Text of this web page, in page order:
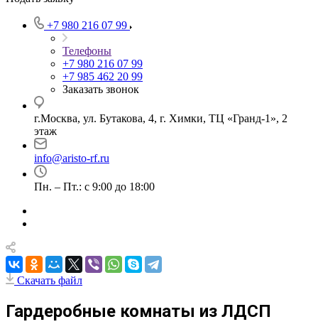
+7 980 216 07 99
Телефоны
+7 980 216 07 99
+7 985 462 20 99
Заказать звонок
г.Москва, ул. Бутакова, 4, г. Химки, ТЦ «Гранд-1», 2
этаж
info@aristo-rf.ru
Пн. – Пт.: с 9:00 до 18:00
Скачать файл
Гардеробные комнаты из ЛДСП